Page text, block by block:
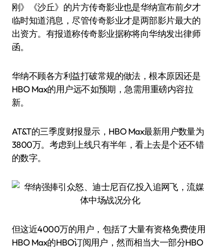
刚》《沙丘》的片方传奇影业也是华纳宣布前夕才
临时知道消息，尽管传奇影业才是两部影片最大的
出资方。有报道称传奇影业据称将向华纳发出律师
函。
华纳不顾各方利益打破常规的做法，根本原因还是
HBO Max的用户远不如预期，急需用重磅内容拉
新。
AT&T的三季度财报显示，HBO Max最新用户数量为
3800万。考虑到上线只有半年，看上去是个还不错
的数字。
但这近4000万的用户，包括了大量有资格免费使用
HBO Max的HBO订阅用户，然而相当大一部分HBO